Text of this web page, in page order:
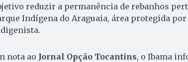
reduzir a permanência de rebanhos
Indígena do Araguaia, área protegida
nota ao Jornal Opção Tocantins, o Ibama